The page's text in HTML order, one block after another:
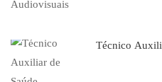
Técnico